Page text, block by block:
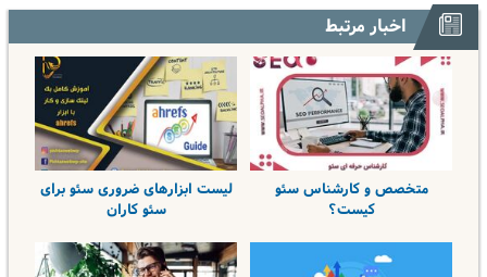
اخبار مرتبط
متخصص و کارشناس سئو
کیست؟
لیست ابزارهای ضروری سئو برای
سئو کاران